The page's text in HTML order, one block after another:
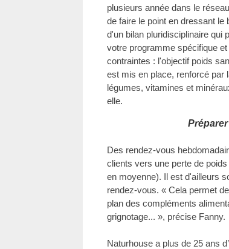
plusieurs année dans le
de faire le point en dressant
d'un bilan pluridisciplinaire qui
votre programme spécifique
contraintes : l'objectif poids
est mis en place, renforcé par
légumes, vitamines et
elle.
Préparer
Des rendez-vous
clients vers une perte de
en moyenne). Il est d'ailleurs
rendez-vous. « Cela permet
plan des compléments
grignotage... », précise Fanny.
Naturhouse a plus de 25 ans